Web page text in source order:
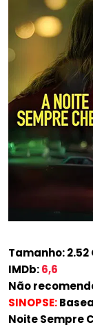
Tamanho: 2.52
IMDb:6,6
Não
SINOPSE:
Noite Sempre